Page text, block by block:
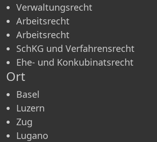
Verwaltungsrecht
Arbeitsrecht
Arbeitsrecht
SchKG und Verfahrensrecht
Ehe- und Konkubinatsrecht
Ort
Basel
Luzern
Zug
Lugano